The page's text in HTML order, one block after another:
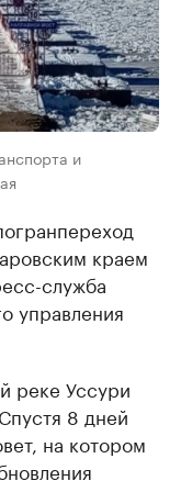
и
краем
служба
управления
реке Уссури
8 дней
на котором